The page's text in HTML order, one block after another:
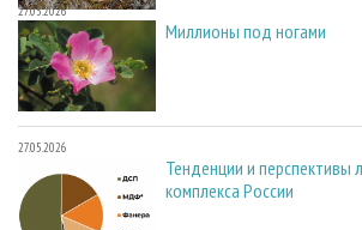
27.05.2026
Миллионы под ногами
27.05.2026
Тенденции и перспективы
комплекса России